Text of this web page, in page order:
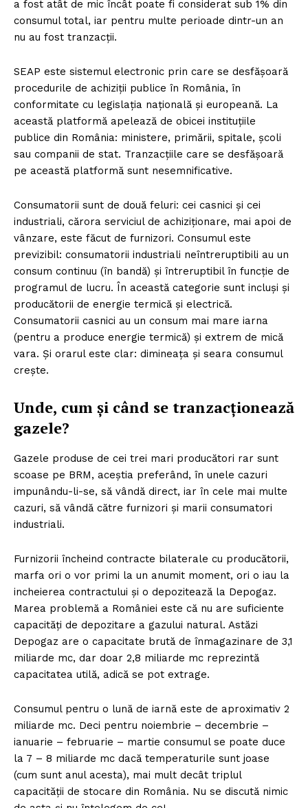
a fost atât de mic încât poate fi considerat sub 1% din
consumul total, iar pentru multe perioade dintr-un an
nu au fost tranzacții.
SEAP este sistemul electronic prin care se desfășoară
procedurile de achiziții publice în România, în
conformitate cu legislația națională și europeană. La
această platformă apelează de obicei instituțiile
publice din România: ministere, primării, spitale, școli
sau companii de stat. Tranzacțiile care se desfășoară
pe această platformă sunt nesemnificative.
Consumatorii sunt de două feluri: cei casnici și cei
industriali, cărora serviciul de achiziționare, mai apoi de
vânzare, este făcut de furnizori. Consumul este
previzibil: consumatorii industriali neîntreruptibili au un
consum continuu (în bandă) și întreruptibil în funcție de
programul de lucru. În această categorie sunt incluși și
producătorii de energie termică și electrică.
Consumatorii casnici au un consum mai mare iarna
(pentru a produce energie termică) și extrem de mică
vara. Și orarul este clar: dimineața și seara consumul
crește.
Unde, cum și când se tranzacționează
gazele?
Gazele produse de cei trei mari producători rar sunt
scoase pe BRM, aceștia preferând, în unele cazuri
impunându-li-se, să vândă direct, iar în cele mai multe
cazuri, să vândă către furnizori și marii consumatori
industriali.
Furnizorii încheind contracte bilaterale cu producătorii,
marfa ori o vor primi la un anumit moment, ori o iau la
incheierea contractului și o depozitează la Depogaz.
Marea problemă a României este că nu are suficiente
capacități de depozitare a gazului natural. Astăzi
Depogaz are o capacitate brută de înmagazinare de 3,1
miliarde mc, dar doar 2,8 miliarde mc reprezintă
capacitatea utilă, adică se pot extrage.
Consumul pentru o lună de iarnă este de aproximativ 2
miliarde mc. Deci pentru noiembrie – decembrie –
ianuarie – februarie – martie consumul se poate duce
la 7 – 8 miliarde mc dacă temperaturile sunt joase
(cum sunt anul acesta), mai mult decât triplul
capacității de stocare din România. Nu se discută nimic